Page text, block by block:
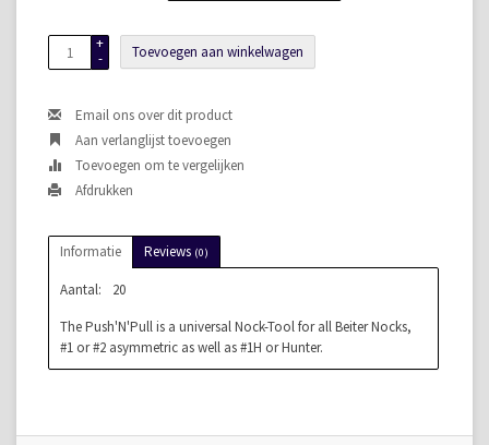
+
-
Toevoegen aan winkelwagen
Email ons over dit product
Aan verlanglijst toevoegen
Toevoegen om te vergelijken
Afdrukken
Informatie Reviews (0)
Aantal:
20
The Push'N'Pull is a universal Nock-Tool for all Beiter Nocks,
#1 or #2 asymmetric as well as #1H or Hunter.